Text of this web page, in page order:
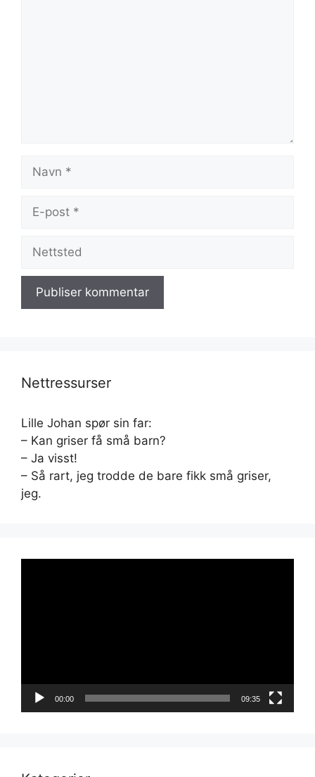
post
Nettressurser
Lille Johan spør sin far:
– Kan griser få små barn?
– Ja visst!
– Så rart, jeg trodde de bare fikk små griser,
jeg.
00:00 09:35